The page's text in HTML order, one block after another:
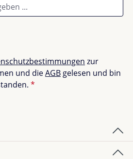
zur
und dieAGB gelesen und bin
*